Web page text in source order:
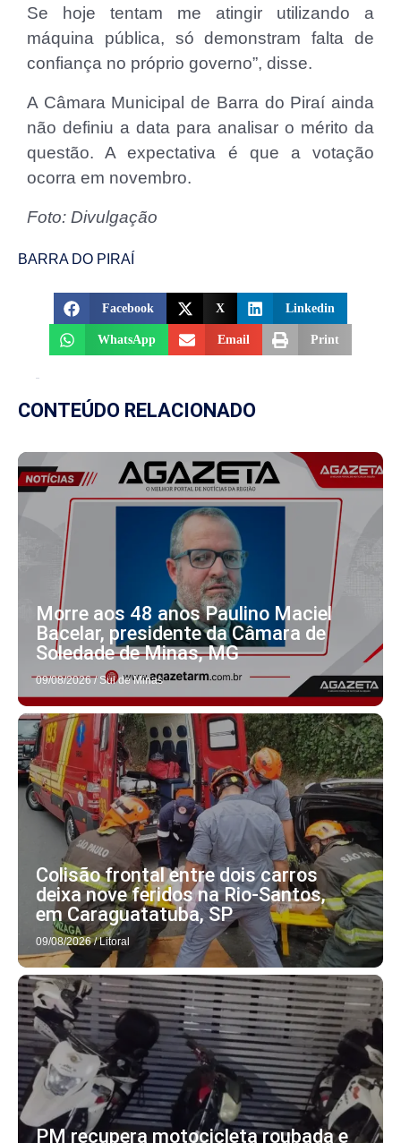
Se hoje tentam me atingir utilizando a
máquina pública, só demonstram falta de
confiança no próprio governo”, disse.
A Câmara Municipal de Barra do Piraí ainda
não definiu a data para analisar o mérito da
questão. A expectativa é que a votação
ocorra em novembro.
Foto: Divulgação
BARRA DO PIRAÍ
Facebook X Linkedin
WhatsApp Email Print
CONTEÚDO RELACIONADO
Morre aos 48 anos Paulino Maciel
Bacelar, presidente da Câmara de
Soledade de Minas, MG
09/08/2026 / Sul de Minas
Colisão frontal entre dois carros
deixa nove feridos na Rio-Santos,
em Caraguatatuba, SP
09/08/2026 / Litoral
PM recupera motocicleta roubada e